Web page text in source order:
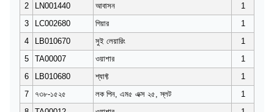
2 LN001440 আবাসন
1
3
LC002680 গিয়ার
1
4
LB010670 সুই লেয়ারিং
1
5
TA00007 ওয়াশার
1
6
LB010680 শ্যাফ্ট
1
7
৭৩৮-১৫২৫ লক পিন, এম৫ এক্স ২৫, স্লট
1